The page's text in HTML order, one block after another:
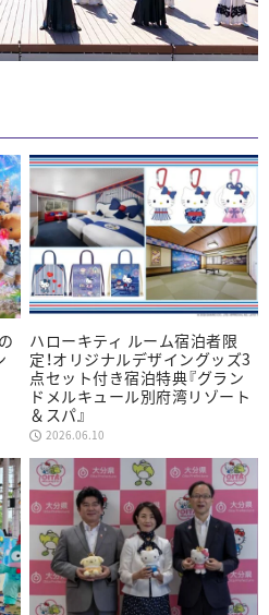
ハローキティ ルーム宿泊者限
定！オリジナルデザイングッズ3
点セット付き宿泊特典『グラン
ドメルキュール別府湾リゾート
＆スパ』
2026.06.10